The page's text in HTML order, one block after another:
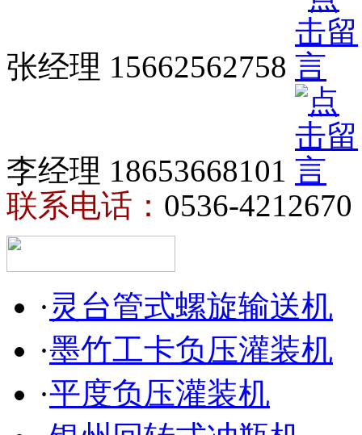
张经理 15662562758
李经理 18653668101
联系电话： 0536-4212670
· 灵台管式螺旋输送机
·墨竹工卡负压灌装机
·平度负压灌装机